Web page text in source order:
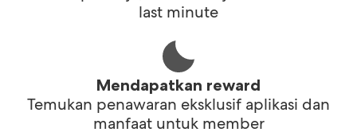
last minute
Mendapatkan reward
Temukan penawaran eksklusif aplikasi dan
manfaat untuk member